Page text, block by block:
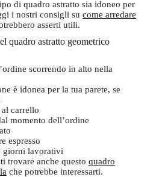
di quadro astratto sia idoneo per
i nostri consigli su come arredare
asserti utili.
quadro astratto geometrico
scorrendo in alto nella
è idonea per la tua parete, se
carrello
momento dell’ordine
espresso
giorni lavorativi
trovare anche questo quadro
che potrebbe interessarti.